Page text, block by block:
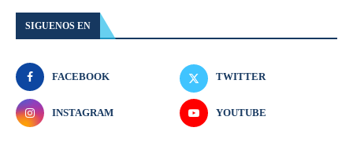
SIGUENOS EN
FACEBOOK TWITTER
INSTAGRAM YOUTUBE